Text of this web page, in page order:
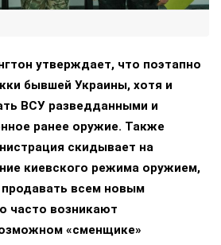
утверждает, что поэтапно
бывшей Украины, хотя и
ВСУ разведданными и
ранее оружие. Также
скидывает на
киевского режима оружием,
всем новым
часто возникают
«сменщике»